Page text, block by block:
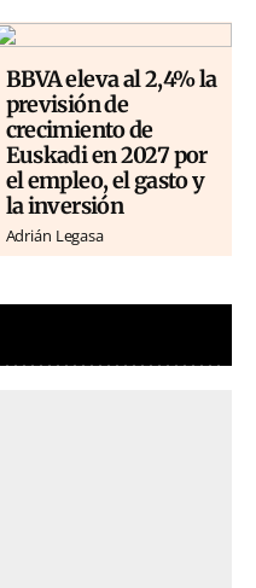
BBVA eleva al 2,4% la
previsión de
crecimiento de
Euskadi en 2027 por
el empleo, el gasto y
la inversión
Adrián Legasa